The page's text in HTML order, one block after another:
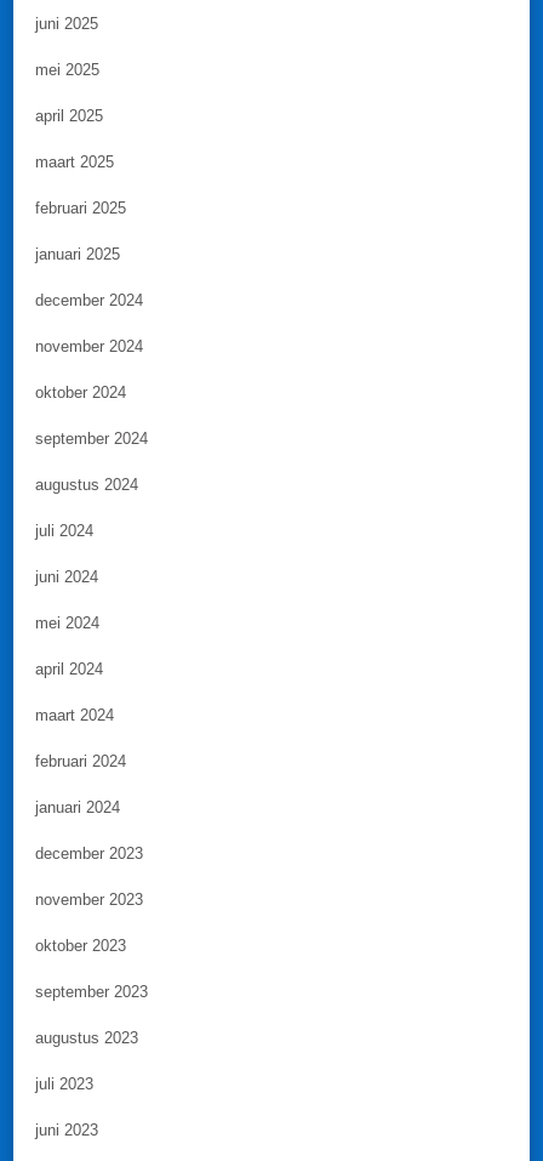
juni 2025
mei 2025
april 2025
maart 2025
februari 2025
januari 2025
december 2024
november 2024
oktober 2024
september 2024
augustus 2024
juli 2024
juni 2024
mei 2024
april 2024
maart 2024
februari 2024
januari 2024
december 2023
november 2023
oktober 2023
september 2023
augustus 2023
juli 2023
juni 2023